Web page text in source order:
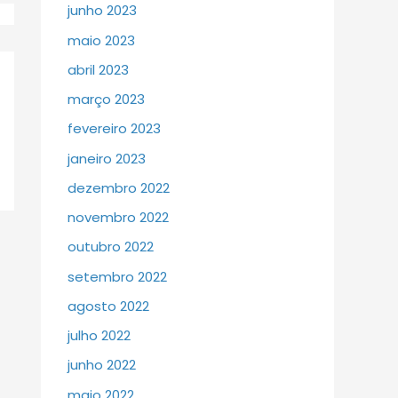
junho 2023
maio 2023
abril 2023
março 2023
fevereiro 2023
janeiro 2023
dezembro 2022
novembro 2022
outubro 2022
setembro 2022
agosto 2022
julho 2022
junho 2022